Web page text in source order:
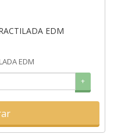
EDM
EDM
+